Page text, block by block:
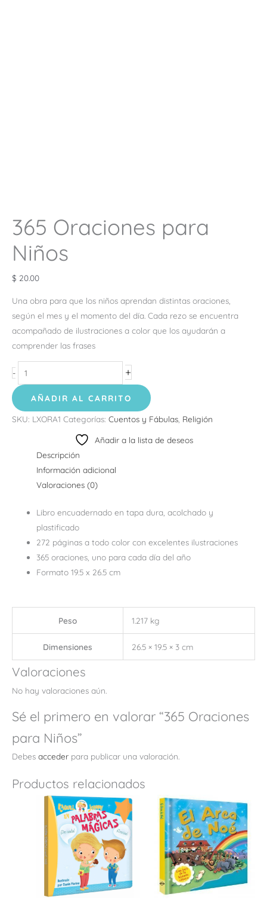
365 Oraciones para
Niños
$ 20.00
Una obra para que los niños aprendan distintas oraciones,
según el mes y el momento del día. Cada rezo se encuentra
acompañado de ilustraciones a color que los ayudarán a
comprender las frases
- +
AÑADIR AL CARRITO
SKU: LXORA1 Categorías: Cuentos y Fábulas, Religión
Añadir a la lista de deseos
Descripción
Información adicional
Valoraciones (0)
Libro encuadernado en tapa dura, acolchado y
plastificado
272 páginas a todo color con excelentes ilustraciones
365 oraciones, uno para cada día del año
Formato 19.5 x 26.5 cm
Peso 1.217 kg
Dimensiones 26.5 × 19.5 × 3 cm
Valoraciones
No hay valoraciones aún.
Sé el primero en valorar “365 Oraciones
para Niños”
Debes acceder para publicar una valoración.
Productos relacionados